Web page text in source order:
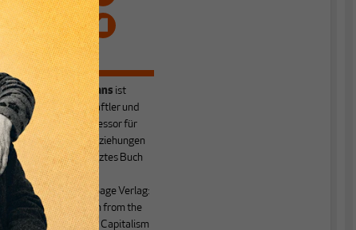
Hartmut Elsenhans ist
Politikwissenschaftler und
emeritierter Professor für
Internationale Beziehungen
in Leipzig. Sein letztes Buch
erschien 2015 im
amerikanischen Sage Verlag:
Saving Capitalism from the
Capitalists. World Capitalism